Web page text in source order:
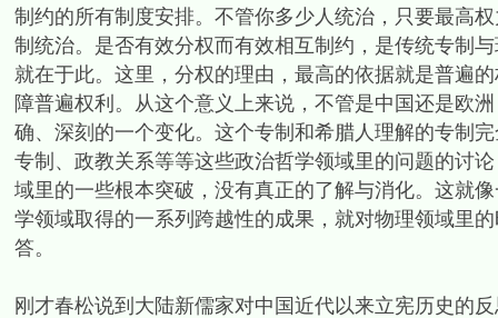
制约的所有制度安排。不管你多少人统治，只要最高
制统治。是否有效分权而有效相互制约，是传统专制
就在于此。这里，分权的理由，最高的依据就是普遍
障普遍权利。从这个意义上来说，不管是中国还是欧
确、深刻的一个变化。这个专制和希腊人理解的专制
专制、政教关系等等这些政治哲学领域里的问题的讨
域里的一些根本突破，没有真正的了解与消化。这就
学领域取得的一系列跨越性的成果，就对物理领域里
答。
刚才春松说到大陆新儒家对中国近代以来立宪历史的